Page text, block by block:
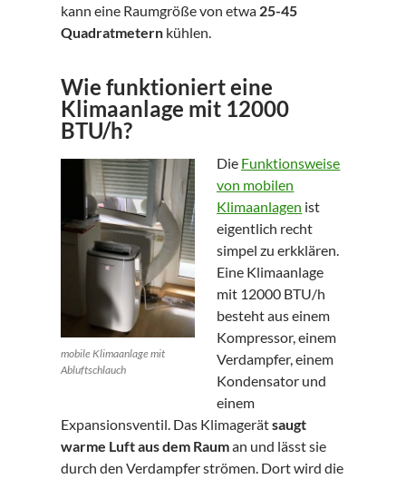
kann eine Raumgröße von etwa 25-45
Quadratmetern kühlen.
Wie funktioniert eine
Klimaanlage mit 12000
BTU/h?
mobile Klimaanlage mit
Abluftschlauch
Die Funktionsweise
von mobilen
Klimaanlagen ist
eigentlich recht
simpel zu erkklären.
Eine Klimaanlage
mit 12000 BTU/h
besteht aus einem
Kompressor, einem
Verdampfer, einem
Kondensator und
einem
Expansionsventil. Das Klimagerätsaugt
warme Luft aus dem Rauman und lässt sie
durch den Verdampfer strömen. Dort wird die